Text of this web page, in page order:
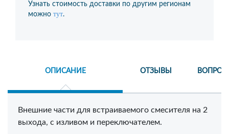
Узнать стоимость доставки по другим регионам
можно тут.
ОПИСАНИЕ ОТЗЫВЫ
Внешние части для встраиваемого смесителя на 2
выхода, с изливом и переключателем.